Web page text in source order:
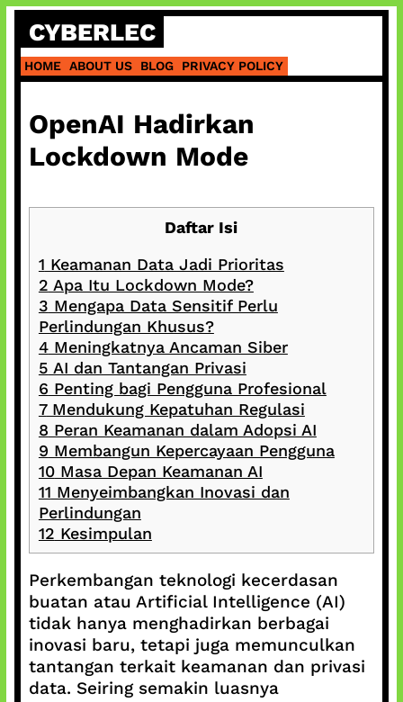
Skip
content
CYBERLEC
HOME ABOUT US BLOG PRIVACY POLICY
OpenAI Hadirkan
Lockdown Mode
Daftar Isi
1 Keamanan Data Jadi Prioritas
2 Apa Itu Lockdown Mode?
3 Mengapa Data Sensitif Perlu
Perlindungan Khusus?
4Meningkatnya Ancaman Siber
5 AI dan Tantangan Privasi
6 Penting bagi Pengguna Profesional
7Mendukung Kepatuhan Regulasi
8 Peran Keamanan dalam Adopsi AI
9 Membangun Kepercayaan Pengguna
10Masa Depan Keamanan AI
11 Menyeimbangkan Inovasi dan
Perlindungan
12 Kesimpulan
Perkembangan teknologi kecerdasan
buatan atau Artificial Intelligence (AI)
tidak hanya menghadirkan berbagai
inovasi baru, tetapi juga memunculkan
tantangan terkait keamanan dan privasi
data. Seiring semakin luasnya